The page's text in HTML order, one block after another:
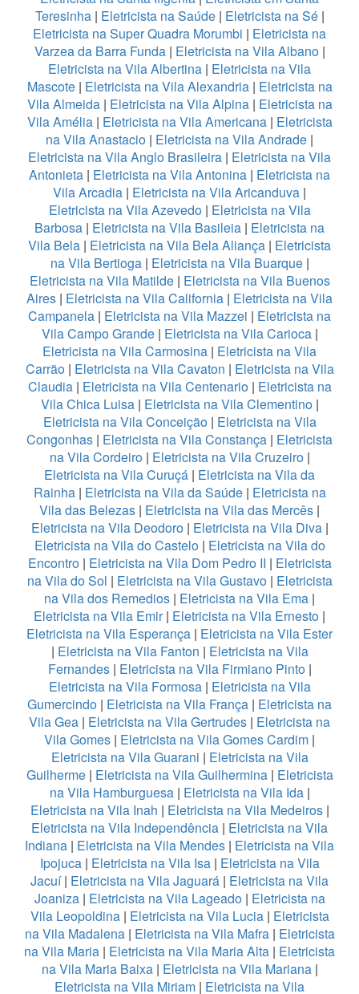
Teresinha| Eletricista na Saúde| Eletricista na Sé|
Eletricista na Super Quadra Morumbi | Eletricista na
Varzea da Barra Funda| Eletricista na Vila Albano|
Eletricista na Vila Albertina | Eletricista na Vila
Mascote| Eletricista na Vila Alexandria| Eletricista na
Vila Almeida | Eletricista na Vila Alpina | Eletricista na
Vila Amélia | Eletricista na Vila Americana| Eletricista
na Vila Anastacio | Eletricista na Vila Andrade |
Eletricista na Vila Anglo Brasileira | Eletricista na Vila
Antonieta | Eletricista na Vila Antonina | Eletricista na
Vila Arcadia | Eletricista na Vila Aricanduva |
Eletricista na Vila Azevedo| Eletricista na Vila
Barbosa | Eletricista na Vila Basileia | Eletricista na
Vila Bela | Eletricista na Vila Bela Aliança | Eletricista
na Vila Bertioga| Eletricista na Vila Buarque|
Eletricista na Vila Matilde| Eletricista na Vila Buenos
Aires | Eletricista na Vila California | Eletricista na Vila
Campanela | Eletricista na Vila Mazzei | Eletricista na
Vila Campo Grande| Eletricista na Vila Carioca|
Eletricista na Vila Carmosina | Eletricista na Vila
Carrão| Eletricista na Vila Cavaton | Eletricista na Vila
Claudia| Eletricista na Vila Centenario| Eletricista na
Vila Chica Luisa | Eletricista na Vila Clementino|
Eletricista na Vila Conceição| Eletricista na Vila
Congonhas | Eletricista na Vila Constança | Eletricista
na Vila Cordeiro| Eletricista na Vila Cruzeiro |
Eletricista na Vila Curuçá | Eletricista na Vila da
Rainha | Eletricista na Vila da Saúde| Eletricista na
Vila das Belezas | Eletricista na Vila das Mercês |
Eletricista na Vila Deodoro| Eletricista na Vila Diva|
Eletricista na Vila do Castelo| Eletricista na Vila do
Encontro| Eletricista na Vila Dom Pedro II | Eletricista
na Vila do Sol | Eletricista na Vila Gustavo| Eletricista
na Vila dos Remedios | Eletricista na Vila Ema |
Eletricista na Vila Emir| Eletricista na Vila Ernesto |
Eletricista na Vila Esperança | Eletricista na Vila Ester
| Eletricista na Vila Fanton | Eletricista na Vila
Fernandes| Eletricista na Vila Firmiano Pinto|
Eletricista na Vila Formosa| Eletricista na Vila
Gumercindo | Eletricista na Vila França | Eletricista na
Vila Gea | Eletricista na Vila Gertrudes | Eletricista na
Vila Gomes | Eletricista na Vila Gomes Cardim |
Eletricista na Vila Guarani | Eletricista na Vila
Guilherme| Eletricista na Vila Guilhermina| Eletricista
na Vila Hamburguesa| Eletricista na Vila Ida|
Eletricista na Vila Inah | Eletricista na Vila Medeiros|
Eletricista na Vila Independência | Eletricista na Vila
Indiana | Eletricista na Vila Mendes | Eletricista na Vila
Ipojuca| Eletricista na Vila Isa| Eletricista na Vila
Jacuí| Eletricista na Vila Jaguará | Eletricista na Vila
Joaniza| Eletricista na Vila Lageado| Eletricista na
Vila Leopoldina| Eletricista na Vila Lucia| Eletricista
na Vila Madalena| Eletricista na Vila Mafra | Eletricista
na Vila Maria | Eletricista na Vila Maria Alta | Eletricista
na Vila Maria Baixa| Eletricista na Vila Mariana|
Eletricista na Vila Miriam | Eletricista na Vila